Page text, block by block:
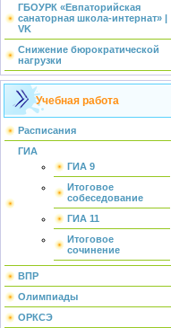
ГБОУРК «Евпаторийская
санаторная школа-интернат» |
VK
Снижение бюрократической
нагрузки
Учебная работа
Расписания
ГИА
ГИА 9
Итоговое
собеседование
ГИА 11
Итоговое
сочинение
ВПР
Олимпиады
ОРКСЭ